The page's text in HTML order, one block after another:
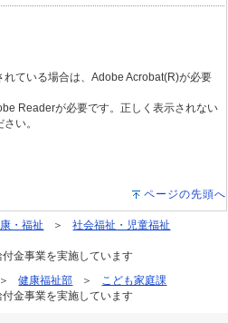
ている場合は、Adobe Acrobat(R)が必要
Readerが必要です。正しく表示されない
い。
ページの先頭へ
・福祉
社会福祉・児童福祉
金事業を実施しています
健康福祉部
こども家庭課
金事業を実施しています